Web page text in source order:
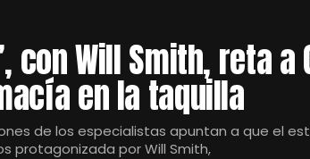
con Will Smith, reta a
en la taquilla
de los especialistas apuntan a que el
protagonizada por Will Smith,